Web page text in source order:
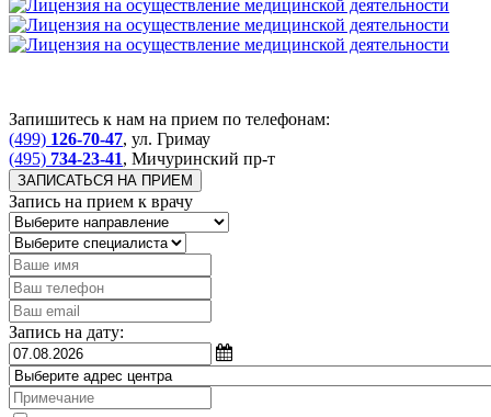
Запишитесь к нам на прием по телефонам:
(499) 126-70-47, ул. Гримау
(495) 734-23-41, Мичуринский пр-т
ЗАПИСАТЬСЯ НА ПРИЕМ
Запись на прием к врачу
Запись на дату: